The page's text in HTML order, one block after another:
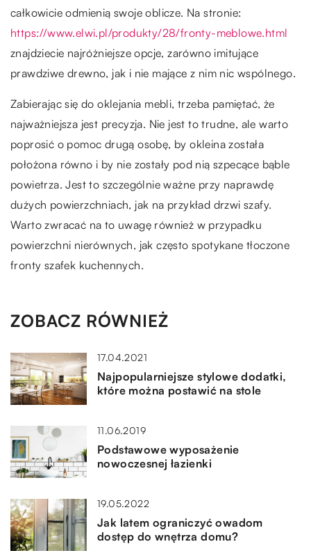
całkowicie odmienią swoje oblicze. Na stronie:
https://www.elwi.pl/produkty/28/fronty-meblowe.html
znajdziecie najróżniejsze opcje, zarówno imitujące
prawdziwe drewno, jak i nie mające z nim nic wspólnego.
Zabierając się do oklejania mebli, trzeba pamiętać, że
najważniejsza jest precyzja. Nie jest to trudne, ale warto
poprosić o pomoc drugą osobę, by okleina została
położona równo i by nie zostały pod nią szpecące bąble
powietrza. Jest to szczególnie ważne przy naprawdę
dużych powierzchniach, jak na przykład drzwi szafy.
Warto zwracać na to uwagę również w przypadku
powierzchni nierównych, jak często spotykane tłoczone
fronty szafek kuchennych.
ZOBACZ RÓWNIEŻ
17.04.2021
Najpopularniejsze stylowe dodatki,
które można postawić na stole
11.06.2019
Podstawowe wyposażenie
nowoczesnej łazienki
19.05.2022
Jak latem ograniczyć owadom
dostęp do wnętrza domu?